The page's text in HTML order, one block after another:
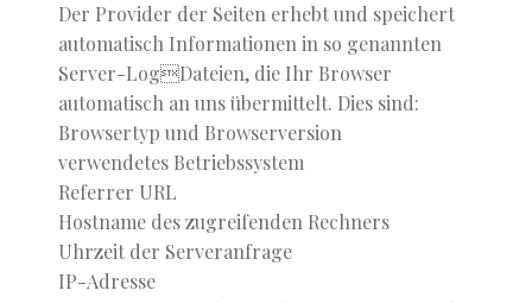
Der Provider der Seiten erhebt und speichert
automatisch Informationen in so genannten
Server-LogDateien, die Ihr Browser
automatisch an uns übermittelt. Dies sind:
Browsertyp und Browserversion
verwendetes Betriebssystem
Referrer URL
Hostname des zugreifenden Rechners
Uhrzeit der Serveranfrage
IP-Adresse